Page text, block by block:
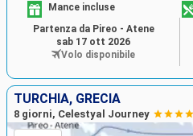
Mance incluse
Partenza da Pireo - Atene
sab 17 ott 2026
Volo disponibile
TURCHIA, GRECIA
8 giorni, Celestyal Journey